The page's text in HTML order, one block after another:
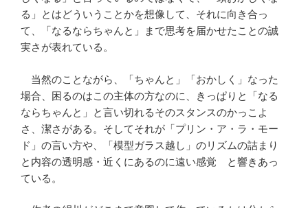
る」とはどういうことかを想像して、それに向き合っ
て、「なるならちゃんと」まで思考を届かせたことの誠
実さが表れている。
当然のことながら、「ちゃんと」「おかしく」なった
場合、困るのはこの主体の方なのに、きっぱりと「なる
ならちゃんと」と言い切れるそのスタンスのかっこよ
さ、潔さがある。そしてそれが「プリン・ア・ラ・モー
ド」の言い方や、「模型ガラス越し」のリズムの詰まり
と内容の透明感・近くにあるのに遠い感覚 と響きあっ
ている。